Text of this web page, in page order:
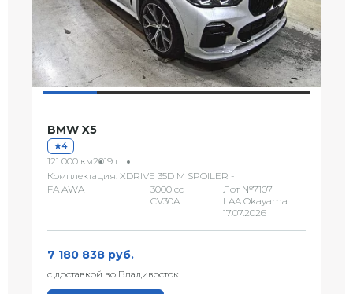
BMW X5
4
121 000 км2019 г.
Комплектация: XDRIVE 35D M SPOILER -
FA AWA
3000 сс
CV30A
Лот №7107
LAA Okayama
17.07.2026
7 180 838 руб.
с доставкой во Владивосток